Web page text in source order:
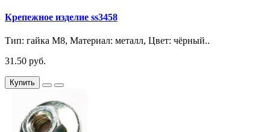
Крепежное изделие ss3458
Тип: гайка М8, Материал: металл, Цвет: чёрный..
31.50 руб.
Купить